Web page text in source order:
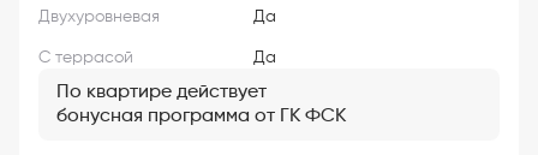
Двухуровневая Да
С террасой Да
По квартире действует
бонусная программа от ГК ФСК